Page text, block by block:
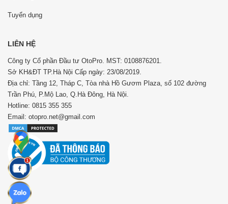
Tuyển dụng
LIÊN HỆ
Công ty Cổ phần Đầu tư OtoPro. MST: 0108876201.
Sở KH&ĐT TP.Hà Nội Cấp ngày: 23/08/2019.
Địa chỉ: Tầng 12, Tháp C, Tòa nhà Hồ Gươm Plaza, số 102 đường
Trần Phú, P.Mộ Lao, Q.Hà Đông, Hà Nội.
Hotline: 0815 355 355
Email: otopro.net@gmail.com